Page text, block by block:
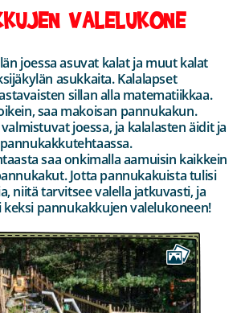
VALELUKONE
joessa asuvat kalat ja muut kalat
asukkaita. Kalalapset
sillan alla matematiikkaa.
saa makoisan pannukakun.
joessa, ja kalalasten äidit ja
saa onkimalla aamuisin kaikkein
Jotta pannukakuista tulisi
niitä tarvitsee valella jatkuvasti, ja
pannukakkujen valelukoneen!